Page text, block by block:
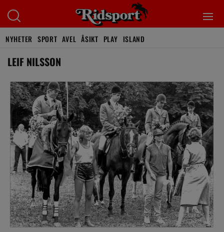
NYHETER SPORT AVEL ÅSIKT PLAY ISLAND
LEIF NILSSON